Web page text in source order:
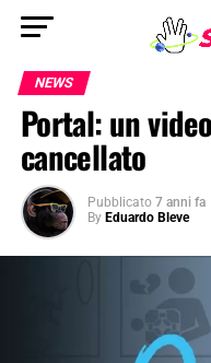
NEWS
Portal: un
cancellato
Pubblicato 7 anni fa
By Eduardo Bleve